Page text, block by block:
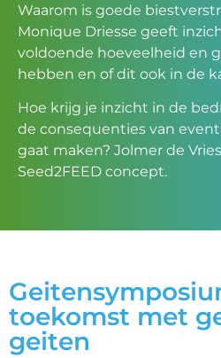
Waarom is goede
Monique Driesse geeft
voldoende hoeveelheid en
hebben en of dit ook in de
Hoe krijg je inzicht in de
de consequenties van
gaat maken? Jolmer de
Seed2FEED concept.
toekomst met
geiten